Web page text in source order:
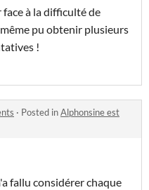
à la difficulté de
pu obtenir plusieurs
!
· Posted inAlphonsine est
fallu considérer chaque